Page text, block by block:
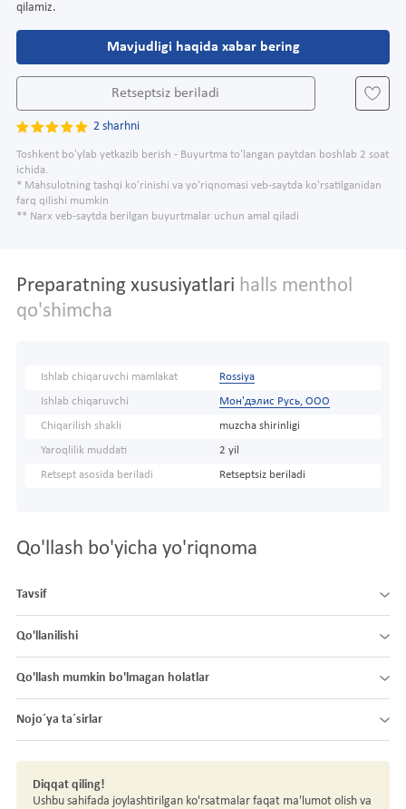
qilamiz.
Mavjudligi haqida xabar bering
Retseptsiz beriladi
2 sharhni
Toshkent bo'ylab yetkazib berish - Buyurtma to'langan paytdan boshlab 2 soat
ichida.
* Mahsulotning tashqi ko'rinishi va yo'riqnomasi veb-saytda ko'rsatilganidan
farq qilishi mumkin
** Narx veb-saytda berilgan buyurtmalar uchun amal qiladi
Preparatning xususiyatlari halls menthol
qo'shimcha
Ishlab chiqaruvchi mamlakat Rossiya
Ishlab chiqaruvchi Мон'дэлис Русь, ООО
Chiqarilish shakli muzcha shirinligi
Yaroqlilik muddati 2 yil
Retsept asosida beriladi Retseptsiz beriladi
Qo'llash bo'yicha yo'riqnoma
Tavsif
Qo'llanilishi
Qo'llash mumkin bo'lmagan holatlar
Nojo´ya ta´sirlar
Diqqat qiling!
Ushbu sahifada joylashtirilgan ko'rsatmalar faqat ma'lumot olish va